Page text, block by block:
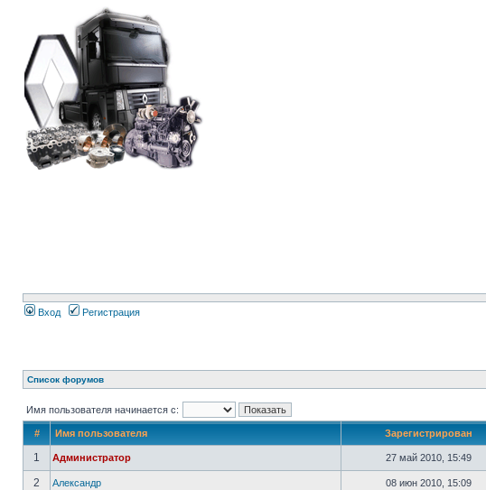
Вход Регистрация
Список форумов
Имя пользователя начинается с:
# Имя пользователя Зарегистрирован
1 Администратор 27 май 2010, 15:49
2
Александр 08 июн 2010, 15:09